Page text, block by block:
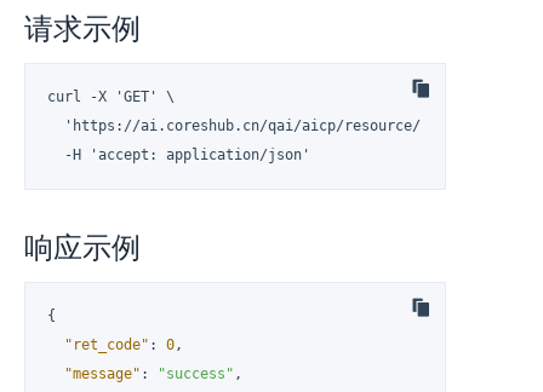
请求示例
curl -X 'GET' \
'https://ai.coreshub.cn/qai/aicp/resource/
  -H 'accept: application/json'
响应示例
{
"ret_code" : 0,
"message" : "success" ,